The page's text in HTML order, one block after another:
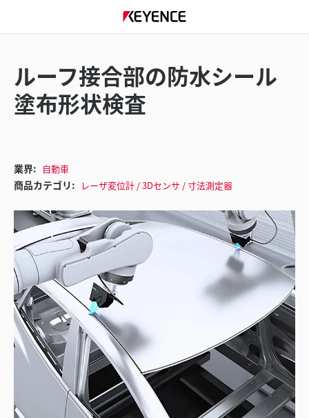
ルーフ接合部の防水シール
塗布形状検査
業界: 自動車
商品カテゴリ: レーザ変位計 / 3Dセンサ / 寸法測定器